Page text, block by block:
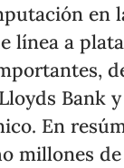
en
línea a
Bank
En
millones